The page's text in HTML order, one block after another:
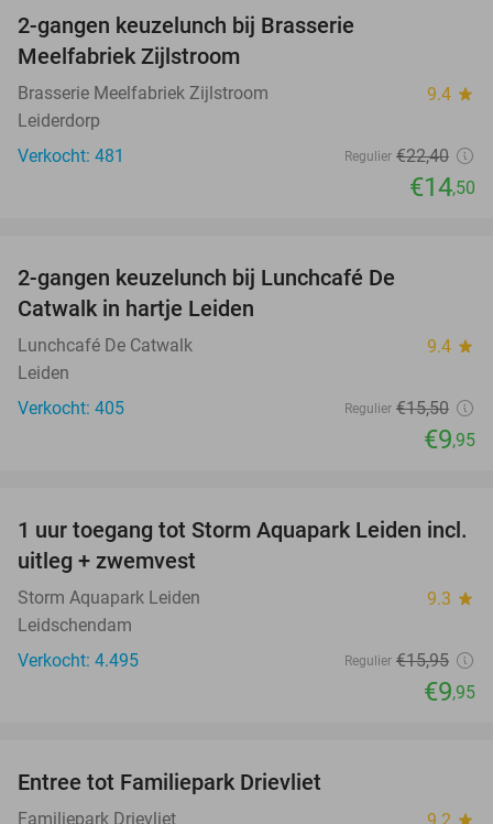
2-gangen keuzelunch bij Brasserie
Meelfabriek Zijlstroom
Brasserie Meelfabriek Zijlstroom 9.4 star
Leiderdorp
Verkocht: 481
Regulier €22,40
€14,50
2-gangen keuzelunch bij Lunchcafé De
Catwalk in hartje Leiden
Lunchcafé De Catwalk 9.4 star
Leiden
Verkocht: 405
Regulier €15,50
€9,95
38%
1 uur toegang tot Storm Aquapark Leiden incl.
uitleg + zwemvest
Storm Aquapark Leiden 9.3 star
Leidschendam
Verkocht: 4.495
Regulier €15,95
€9,95
Entree tot Familiepark Drievliet
Familiepark Drievliet star